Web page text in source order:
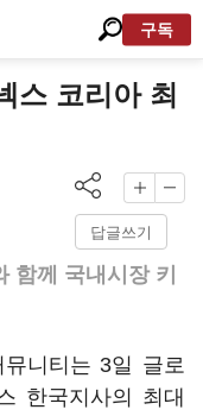
구독
스 코리아 최
답글쓰기
함께 국내시장 키
니티는 3일 글로
한국지사의 최대